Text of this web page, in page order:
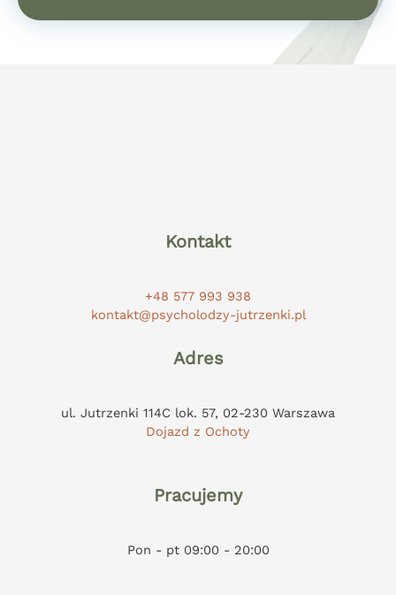
Kontakt
+48 577 993 938
kontakt@psycholodzy-jutrzenki.pl
Adres
ul. Jutrzenki 114C lok. 57, 02-230 Warszawa
Dojazd z Ochoty
Pracujemy
Pon - pt 09:00 - 20:00